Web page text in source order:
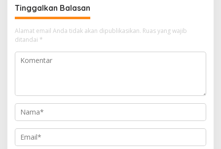
Tinggalkan Balasan
Alamat email Anda tidak akan dipublikasikan. Ruas yang wajib
ditandai *